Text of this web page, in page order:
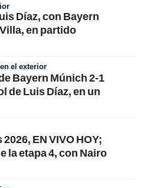
Díaz, con Bayern
en partido
el exterior
Bayern Múnich 2-1
de Luis Díaz, en un
EN VIVO HOY;
la etapa 4, con Nairo